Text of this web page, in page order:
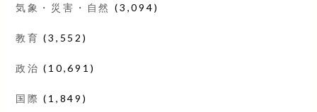
気象・災害・自然 (3,094)
教育 (3,552)
政治 (10,691)
国際 (1,849)